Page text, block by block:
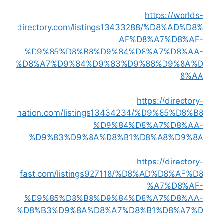
https://worlds-
directory.com/listings13433288/%D8%AD%D8%
AF%D8%A7%D8%AF-
%D9%85%D8%B8%D9%84%D8%A7%D8%AA-
%D8%A7%D9%84%D9%83%D9%88%D9%8A%D
8%AA
https://directory-
nation.com/listings13434234/%D9%85%D8%B8
%D9%84%D8%A7%D8%AA-
%D9%83%D9%8A%D8%B1%D8%A8%D9%8A
https://directory-
fast.com/listings927118/%D8%AD%D8%AF%D8
%A7%D8%AF-
%D9%85%D8%B8%D9%84%D8%A7%D8%AA-
%D8%B3%D9%8A%D8%A7%D8%B1%D8%A7%D